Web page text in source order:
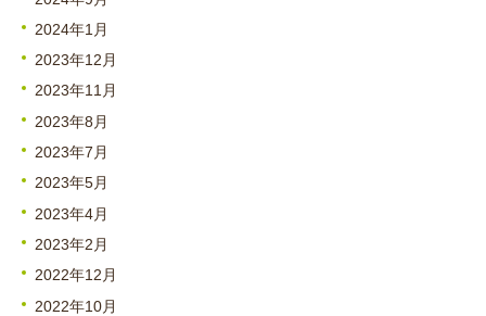
2024年1月
2023年12月
2023年11月
2023年8月
2023年7月
2023年5月
2023年4月
2023年2月
2022年12月
2022年10月